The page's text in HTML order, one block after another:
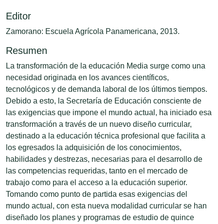
Editor
Zamorano: Escuela Agrícola Panamericana, 2013.
Resumen
La transformación de la educación Media surge como una
necesidad originada en los avances científicos,
tecnológicos y de demanda laboral de los últimos tiempos.
Debido a esto, la Secretaría de Educación consciente de
las exigencias que impone el mundo actual, ha iniciado esa
transformación a través de un nuevo diseño curricular,
destinado a la educación técnica profesional que facilita a
los egresados la adquisición de los conocimientos,
habilidades y destrezas, necesarias para el desarrollo de
las competencias requeridas, tanto en el mercado de
trabajo como para el acceso a la educación superior.
Tomando como punto de partida esas exigencias del
mundo actual, con esta nueva modalidad curricular se han
diseñado los planes y programas de estudio de quince